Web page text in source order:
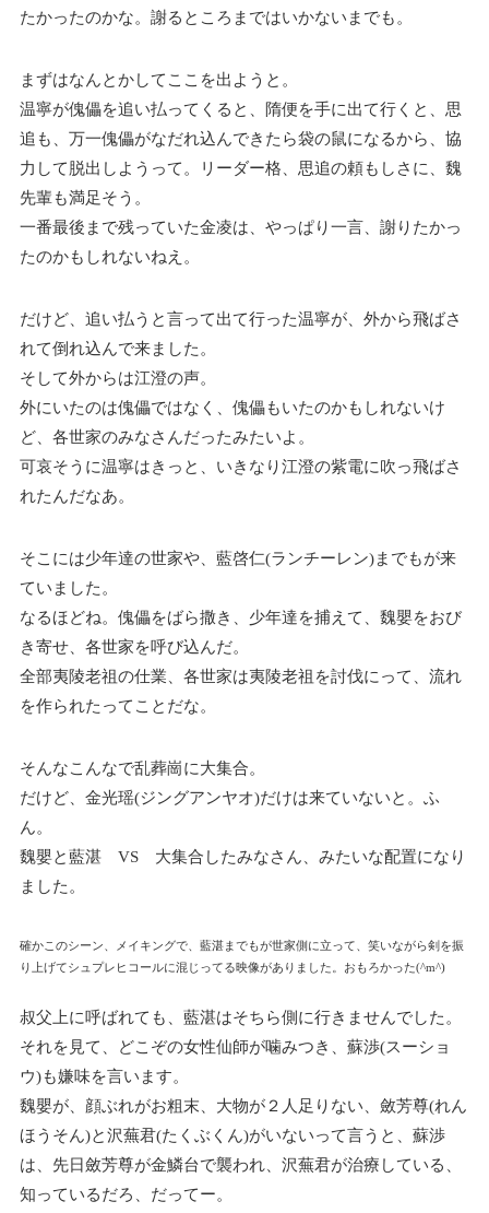
たかったのかな。謝るところまではいかないまでも。
まずはなんとかしてここを出ようと。
温寧が傀儡を追い払ってくると、隋便を手に出て行くと、思
追も、万一傀儡がなだれ込んできたら袋の鼠になるから、協
力して脱出しようって。リーダー格、思追の頼もしさに、魏
先輩も満足そう。
一番最後まで残っていた金凌は、やっぱり一言、謝りたかっ
たのかもしれないねえ。
だけど、追い払うと言って出て行った温寧が、外から飛ばさ
れて倒れ込んで来ました。
そして外からは江澄の声。
外にいたのは傀儡ではなく、傀儡もいたのかもしれないけ
ど、各世家のみなさんだったみたいよ。
可哀そうに温寧はきっと、いきなり江澄の紫電に吹っ飛ばさ
れたんだなあ。
そこには少年達の世家や、藍啓仁(ランチーレン)までもが来
ていました。
なるほどね。傀儡をばら撒き、少年達を捕えて、魏嬰をおび
き寄せ、各世家を呼び込んだ。
全部夷陵老祖の仕業、各世家は夷陵老祖を討伐にって、流れ
を作られたってことだな。
そんなこんなで乱葬崗に大集合。
だけど、金光瑶(ジングアンヤオ)だけは来ていないと。ふ
ん。
魏嬰と藍湛 VS 大集合したみなさん、みたいな配置になり
ました。
確かこのシーン、メイキングで、藍湛までもが世家側に立って、笑いながら剣を振
り上げてシュプレヒコールに混じってる映像がありました。おもろかった(^m^)
叔父上に呼ばれても、藍湛はそちら側に行きませんでした。
それを見て、どこぞの女性仙師が噛みつき、蘇渉(スーショ
ウ)も嫌味を言います。
魏嬰が、顔ぶれがお粗末、大物が２人足りない、斂芳尊(れん
ほうそん)と沢蕪君(たくぶくん)がいないって言うと、蘇渉
は、先日斂芳尊が金鱗台で襲われ、沢蕪君が治療している、
知っているだろ、だってー。